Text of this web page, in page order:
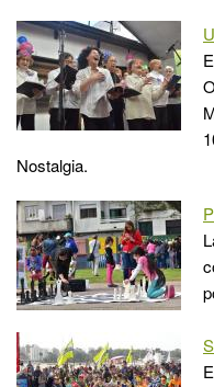
Nostalgia.